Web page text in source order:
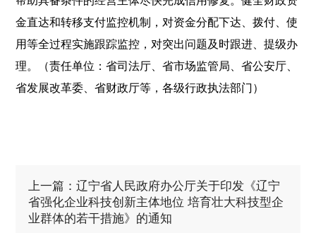
金直达和转移支付监控机制，对资金分配下达、拨付、使
用等全过程实施跟踪监控，对突出问题及时跟进、提级办
理。（责任单位：省司法厅、省市场监管局、省公安厅、
省发展改革委、省财政厅等，各级行政执法部门）
上一篇：辽宁省人民政府办公厅关于印发《辽宁
省强化企业科技创新主体地位 培育壮大科技型企
业群体的若干措施》的通知